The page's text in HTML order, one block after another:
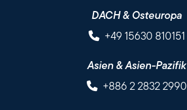
DACH & Osteuropa
+49 15630 810151
Asien & Asien-Pazifik
+886 2 2832 2990